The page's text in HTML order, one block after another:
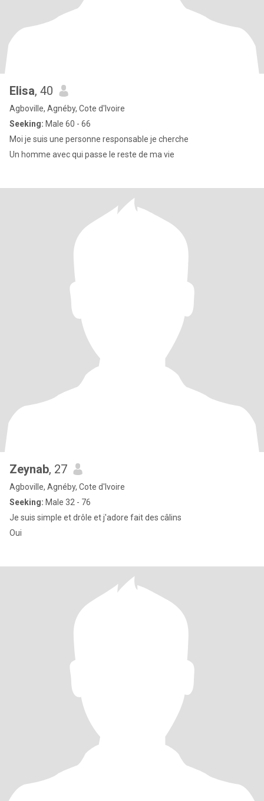
Elisa, 40
Agboville, Agnéby, Cote d'Ivoire
Seeking: Male 60 - 66
Moi je suis une personne responsable je cherche
Un homme avec qui passe le reste de ma vie
Zeynab, 27
Agboville, Agnéby, Cote d'Ivoire
Seeking: Male 32 - 76
Je suis simple et drôle et j'adore fait des câlins
Oui